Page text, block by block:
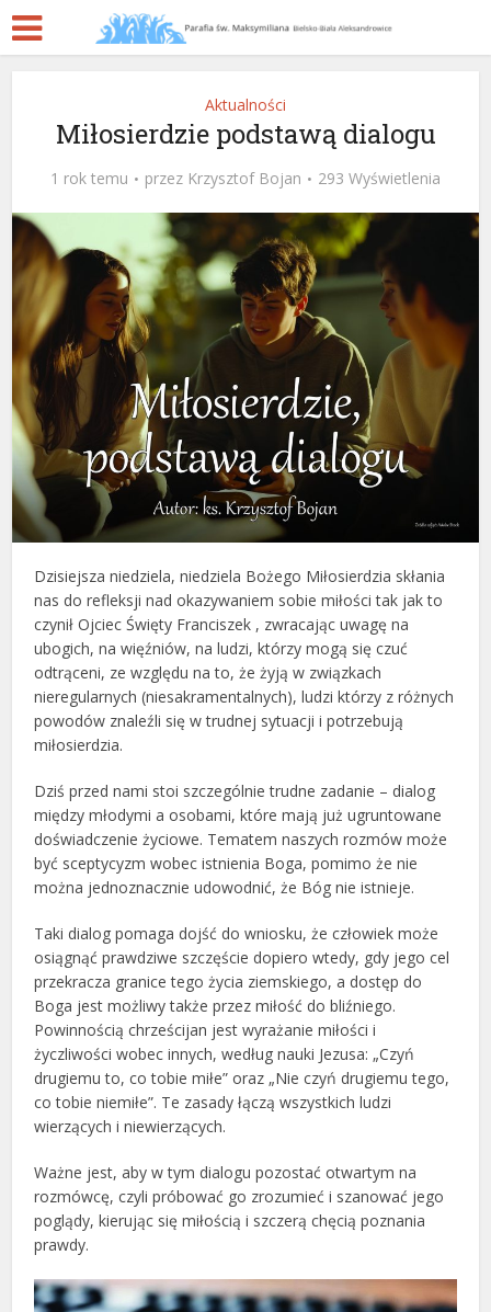
Aktualności
Miłosierdzie podstawą dialogu
1 rok temu przez Krzysztof Bojan 293 Wyświetlenia
Dzisiejsza niedziela, niedziela Bożego Miłosierdzia skłania
nas do refleksji nad okazywaniem sobie miłości tak jak to
czynił Ojciec Święty Franciszek , zwracając uwagę na
ubogich, na więźniów, na ludzi, którzy mogą się czuć
odtrąceni, ze względu na to, że żyją w związkach
nieregularnych (niesakramentalnych), ludzi którzy z różnych
powodów znaleźli się w trudnej sytuacji i potrzebują
miłosierdzia.
Dziś przed nami stoi szczególnie trudne zadanie – dialog
między młodymi a osobami, które mają już ugruntowane
doświadczenie życiowe. Tematem naszych rozmów może
być sceptycyzm wobec istnienia Boga, pomimo że nie
można jednoznacznie udowodnić, że Bóg nie istnieje.
Taki dialog pomaga dojść do wniosku, że człowiek może
osiągnąć prawdziwe szczęście dopiero wtedy, gdy jego cel
przekracza granice tego życia ziemskiego, a dostęp do
Boga jest możliwy także przez miłość do bliźniego.
Powinnością chrześcijan jest wyrażanie miłości i
życzliwości wobec innych, według nauki Jezusa: „Czyń
drugiemu to, co tobie miłe” oraz „Nie czyń drugiemu tego,
co tobie niemiłe”. Te zasady łączą wszystkich ludzi
wierzących i niewierzących.
Ważne jest, aby w tym dialogu pozostać otwartym na
rozmówcę, czyli próbować go zrozumieć i szanować jego
poglądy, kierując się miłością i szczerą chęcią poznania
prawdy.